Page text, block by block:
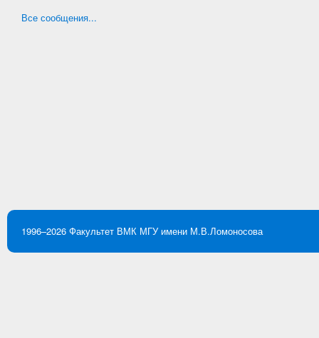
Все сообщения...
1996–2026 Факультет ВМК МГУ имени М.В.Ломоносова